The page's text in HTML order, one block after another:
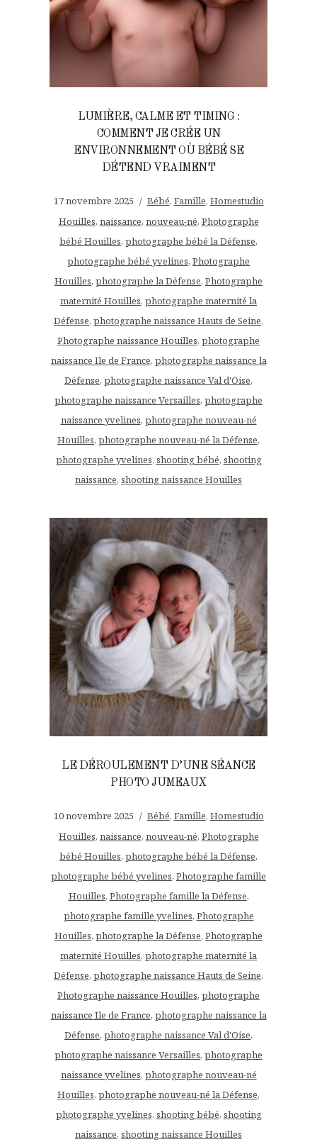
LUMIÈRE, CALME ET TIMING :
COMMENT JE CRÉE UN
ENVIRONNEMENT OÙ BÉBÉ SE
DÉTEND VRAIMENT
17 novembre 2025 Bébé, Famille, Homestudio
Houilles, naissance, nouveau-né, Photographe
bébé Houilles, photographe bébé la Défense,
photographe bébé yvelines, Photographe
Houilles, photographe la Défense, Photographe
maternité Houilles, photographe maternité la
Défense, photographe naissance Hauts de Seine,
Photographe naissance Houilles, photographe
naissance Ile de France, photographe naissance la
Défense, photographe naissance Val d'Oise,
photographe naissance Versailles, photographe
naissance yvelines, photographe nouveau-né
Houilles, photographe nouveau-né la Défense,
photographe yvelines, shooting bébé, shooting
naissance, shooting naissance Houilles
LE DÉROULEMENT D’UNE SÉANCE
PHOTO JUMEAUX
10 novembre 2025 Bébé, Famille, Homestudio
Houilles, naissance, nouveau-né, Photographe
bébé Houilles, photographe bébé la Défense,
photographe bébé yvelines, Photographe famille
Houilles, Photographe famille la Défense,
photographe famille yvelines, Photographe
Houilles, photographe la Défense, Photographe
maternité Houilles, photographe maternité la
Défense, photographe naissance Hauts de Seine,
Photographe naissance Houilles, photographe
naissance Ile de France, photographe naissance la
Défense, photographe naissance Val d'Oise,
photographe naissance Versailles, photographe
naissance yvelines, photographe nouveau-né
Houilles, photographe nouveau-né la Défense,
photographe yvelines, shooting bébé, shooting
naissance, shooting naissance Houilles